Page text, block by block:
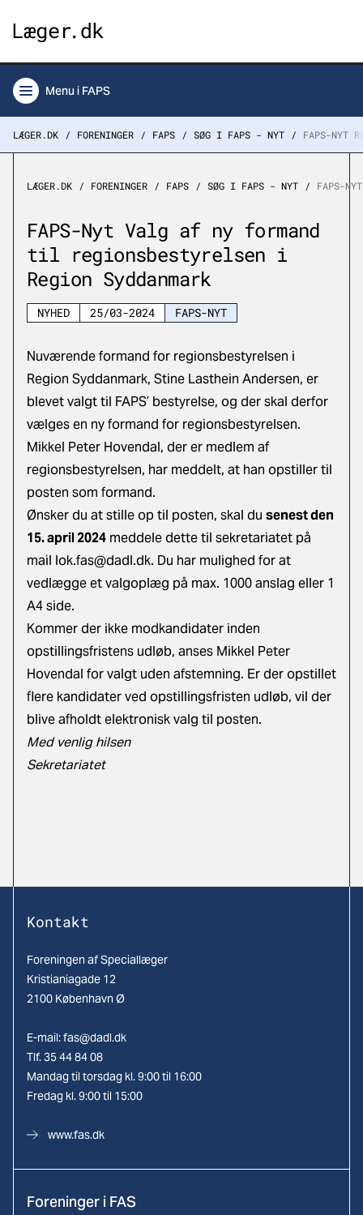
Menu i FAPS
LÆGER.DK FORENINGER FAPS SØG I FAPS - NYT FAPS-NYT
LÆGER.DK FORENINGER FAPS SØG I FAPS - NYT FAPS-
FAPS-Nyt Valg af ny formand
til regionsbestyrelsen i
Region Syddanmark
NYHED 25/03-2024 FAPS-NYT
Nuværende formand for regionsbestyrelsen i
Region Syddanmark, Stine Lasthein Andersen, er
blevet valgt til FAPS’ bestyrelse, og der skal derfor
vælges en ny formand for regionsbestyrelsen.
Mikkel Peter Hovendal, der er medlem af
regionsbestyrelsen, har meddelt, at han opstiller til
posten som formand.
Ønsker du at stille op til posten, skal du senest den
15. april 2024 meddele dette til sekretariatet på
mail lok.fas@dadl.dk. Du har mulighed for at
vedlægge et valgoplæg på max. 1000 anslag eller 1
A4 side.
Kommer der ikke modkandidater inden
opstillingsfristens udløb, anses Mikkel Peter
Hovendal for valgt uden afstemning. Er der opstillet
flere kandidater ved opstillingsfristen udløb, vil der
blive afholdt elektronisk valg til posten.
Med venlig hilsen
Sekretariatet
Kontakt
Foreningen af Speciallæger
Kristianiagade 12
2100 København Ø
E-mail:fas@dadl.dk
Tlf. 35 44 84 08
Mandag til torsdag kl. 9:00 til 16:00
Fredag kl. 9:00 til 15:00
www.fas.dk
Foreninger i FAS